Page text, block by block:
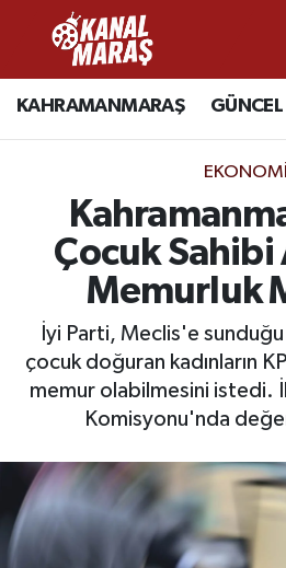
KAHRAMANMARAŞ GÜNCEL
EKONOMI
Çocuk
Memurluk
İyi Parti, Meclis'e
çocuk doğuran kadınların
memur olabilmesini istedi.
Komisyonu'nda
CANLI YAYIN
KAHRAMANMARAŞ
SPOR
SİYASET
EKONOMİ
GÜNDEM
MAGAZİN
SAĞLIK
Kahramanmaraş Nöbetçi
Kahramanmaraş Hava
Kahramanmaraş Trafik
Süper Lig Puan Durumu
Tüm Manşetler
Son Dakika Haberleri
Haber Arşivi